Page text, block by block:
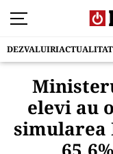
DEZVALUIRI
elevi au
simularea